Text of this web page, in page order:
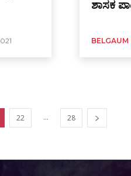
ಶಾಸಕ
BELGAUM
22 ... 28